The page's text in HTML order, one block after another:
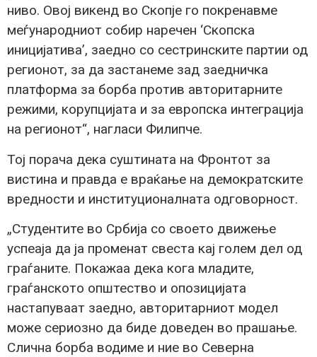
ниво. Овој викенд во Скопје го покренавме
меѓународниот собир наречен ‘Скопска
иницијатива’, заедно со сестринските партии од
регионот, за да застанеме зад заедничка
платформа за борба против авторитарните
режими, корупцијата и за европска интеграција
на регионот“, нагласи Филипче.
Тој порача дека суштината на Фронтот за
вистина и правда е враќање на демократските
вредности и институционалната одговорност.
„Студентите во Србија со своето движење
успеаја да ја променат свеста кај голем дел од
граѓаните. Покажаа дека кога младите,
граѓанското општество и опозицијата
настапуваат заедно, авторитарниот модел
може сериозно да биде доведен во прашање.
Слична борба водиме и ние во Северна